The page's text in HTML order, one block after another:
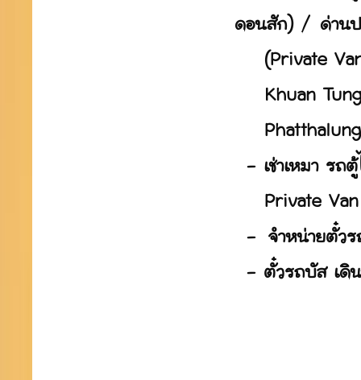
ดอนสัก) / ด่าน
(Private
Khuan
- เช่าเหมา ร
Private
- จำหน่ายตั๋ว
- ตั๋วรถบัส เดิ